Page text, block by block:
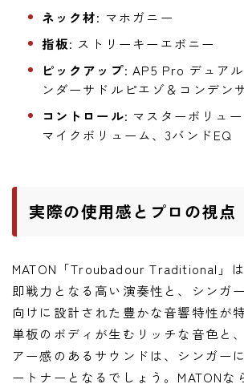
ネック材: マホガニー
指板: ストリーキーエボニー
ピックアップ: AP5 Pro デュア
ンダーサドルピエゾ＆コンデン
コントロール: マスターボリュ
マイクボリューム、3バンドEQ
実際の使用感とプロの視点
MATON「Troubadour Traditional」
即戦力となる高い演奏性と、シンガ
向けに設計された豊かな音響特性が
単板のボディが生むリッチな音色と
アー感のあるサウンドは、シンガー
ートナーとなるでしょう。MATONな